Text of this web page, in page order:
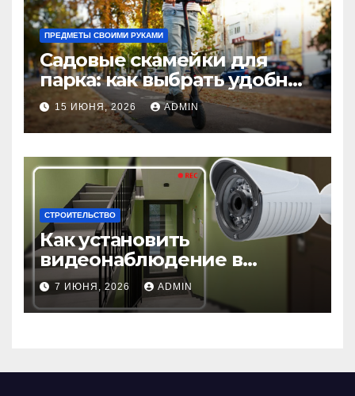
ПРЕДМЕТЫ СВОИМИ РУКАМИ
Садовые скамейки для
парка: как выбрать удобные
и долговечные модели
Madmetal.ru
15 ИЮНЯ, 2026 ADMIN
СТРОИТЕЛЬСТВО
Как установить
видеонаблюдение в
подъезде: пошаговая
инструкция и советы
7 ИЮНЯ, 2026 ADMIN